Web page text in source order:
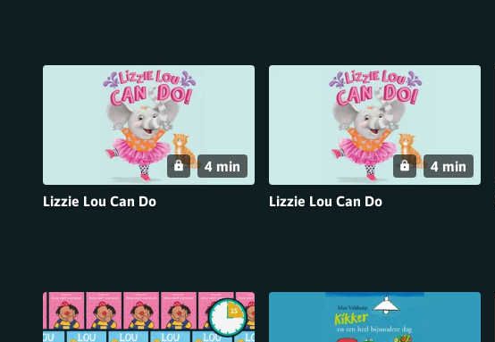
Lizzie Lou Can Do
4 min
Lizzie Lou Can Do
4 min